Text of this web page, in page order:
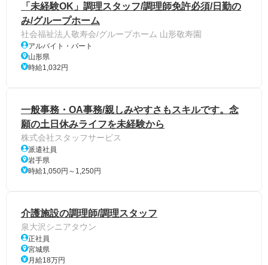
「未経験OK」調理スタッフ/調理師免許必須/日勤の
み/グループホーム
社会福祉法人敬寿会/グループホーム 山形敬寿園
アルバイト・パート
山形県
時給1,032円
一般事務・OA事務/親しみやすさもスキルです。念
願の土日休みライフを未経験から
株式会社スタッフサービス
派遣社員
岩手県
時給1,050円～1,250円
介護施設の調理師/調理スタッフ
泉大沢シニアタウン
正社員
宮城県
月給18万円